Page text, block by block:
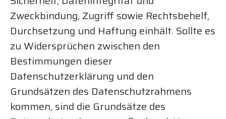
Zweckbindung, Zugriff sowie Rechtsbehelf,
Durchsetzung und Haftung einhält. Sollte es
zu Widersprüchen zwischen den
Bestimmungen dieser
Datenschutzerklärung und den
Grundsätzen des Datenschutzrahmens
kommen, sind die Grundsätze des